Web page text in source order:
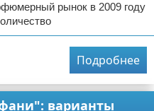
рынок в 2009 году
Подробнее
варианты